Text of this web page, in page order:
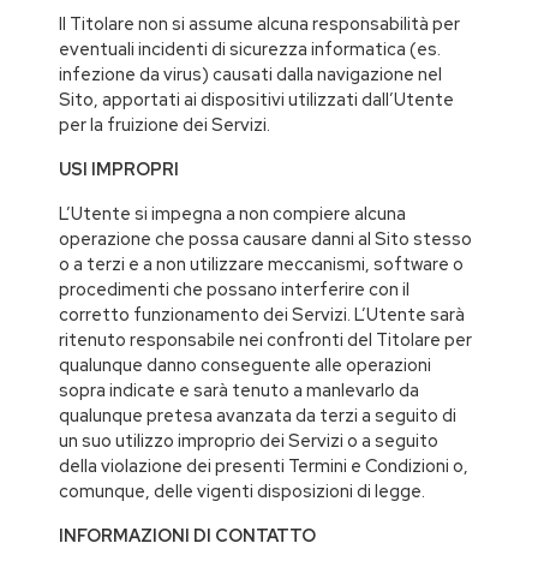
Il Titolare non si assume alcuna responsabilità per
eventuali incidenti di sicurezza informatica (es.
infezione da virus) causati dalla navigazione nel
Sito, apportati ai dispositivi utilizzati dall’Utente
per la fruizione dei Servizi.
USI IMPROPRI
L’Utente si impegna a non compiere alcuna
operazione che possa causare danni al Sito stesso
o a terzi e a non utilizzare meccanismi, software o
procedimenti che possano interferire con il
corretto funzionamento dei Servizi. L’Utente sarà
ritenuto responsabile nei confronti del Titolare per
qualunque danno conseguente alle operazioni
sopra indicate e sarà tenuto a manlevarlo da
qualunque pretesa avanzata da terzi a seguito di
un suo utilizzo improprio dei Servizi o a seguito
della violazione dei presenti Termini e Condizioni o,
comunque, delle vigenti disposizioni di legge.
INFORMAZIONI DI CONTATTO